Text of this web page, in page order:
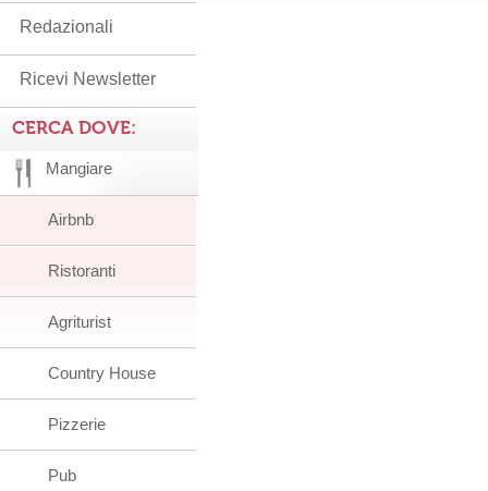
Redazionali
Ricevi Newsletter
CERCA DOVE:
Mangiare
Airbnb
Ristoranti
Agriturist
Country House
Pizzerie
Pub